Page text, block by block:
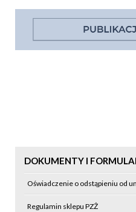
DOKUMENTY I
Oświadczenie o odstąpieniu od
Regulamin sklepu PZŻ